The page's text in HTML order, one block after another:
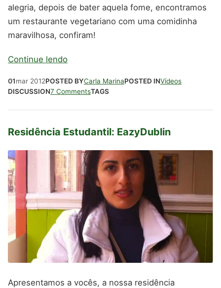
alegria, depois de bater aquela fome, encontramos
um restaurante vegetariano com uma comidinha
maravilhosa, confiram!
Continue lendo
01mar 2012POSTED BYCarla MarinaPOSTED INVídeos
DISCUSSION7 CommentsTAGS
Residência Estudantil: EazyDublin
Apresentamos a vocês, a nossa residência